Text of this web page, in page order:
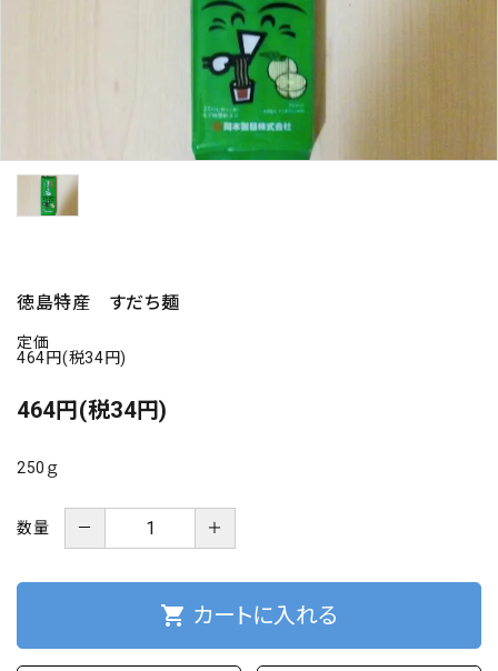
お菓子類
玉ちゃん・雑貨
INFORMATIOM
会社概要
お問い合わせ
徳島特産 すだち麺
定価
464円(税34円)
464円(税34円)
250ｇ
数量 － ＋
shopping_cart カートに入れる